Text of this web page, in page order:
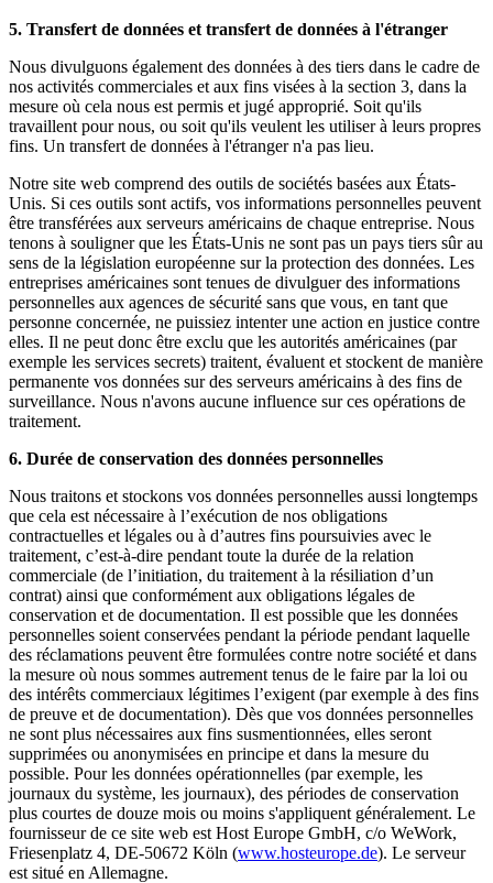
5. Transfert de données et transfert de données à l'étranger
Nous divulguons également des données à des tiers dans le cadre de
nos activités commerciales et aux fins visées à la section 3, dans la
mesure où cela nous est permis et jugé approprié. Soit qu'ils
travaillent pour nous, ou soit qu'ils veulent les utiliser à leurs propres
fins. Un transfert de données à l'étranger n'a pas lieu.
Notre site web comprend des outils de sociétés basées aux États-
Unis. Si ces outils sont actifs, vos informations personnelles peuvent
être transférées aux serveurs américains de chaque entreprise. Nous
tenons à souligner que les États-Unis ne sont pas un pays tiers sûr au
sens de la législation européenne sur la protection des données. Les
entreprises américaines sont tenues de divulguer des informations
personnelles aux agences de sécurité sans que vous, en tant que
personne concernée, ne puissiez intenter une action en justice contre
elles. Il ne peut donc être exclu que les autorités américaines (par
exemple les services secrets) traitent, évaluent et stockent de manière
permanente vos données sur des serveurs américains à des fins de
surveillance. Nous n'avons aucune influence sur ces opérations de
traitement.
6. Durée de conservation des données personnelles
Nous traitons et stockons vos données personnelles aussi longtemps
que cela est nécessaire à l’exécution de nos obligations
contractuelles et légales ou à d’autres fins poursuivies avec le
traitement, c’est-à-dire pendant toute la durée de la relation
commerciale (de l’initiation, du traitement à la résiliation d’un
contrat) ainsi que conformément aux obligations légales de
conservation et de documentation. Il est possible que les données
personnelles soient conservées pendant la période pendant laquelle
des réclamations peuvent être formulées contre notre société et dans
la mesure où nous sommes autrement tenus de le faire par la loi ou
des intérêts commerciaux légitimes l’exigent (par exemple à des fins
de preuve et de documentation). Dès que vos données personnelles
ne sont plus nécessaires aux fins susmentionnées, elles seront
supprimées ou anonymisées en principe et dans la mesure du
possible. Pour les données opérationnelles (par exemple, les
journaux du système, les journaux), des périodes de conservation
plus courtes de douze mois ou moins s'appliquent généralement. Le
fournisseur de ce site web est Host Europe GmbH, c/o WeWork,
Friesenplatz 4, DE-50672 Köln (www.hosteurope.de). Le serveur
est situé en Allemagne.